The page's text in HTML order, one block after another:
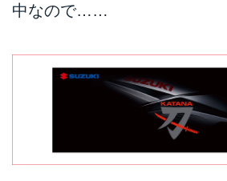
中なので……